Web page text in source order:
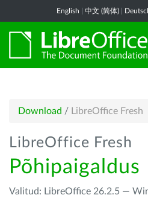
English 中文 (简体)
Download / LibreOffice Fresh
LibreOffice Fresh
Põhipaigaldus
Valitud: LibreOffice 26.2.5 —